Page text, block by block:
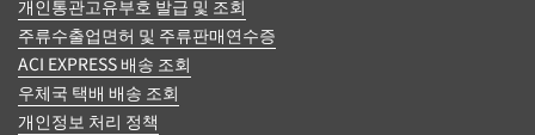
개인통관고유부호 발급 및 조회
주류수출업면허 및 주류판매연수증
ACI EXPRESS 배송 조회
우체국 택배 배송 조회
개인정보 처리 정책